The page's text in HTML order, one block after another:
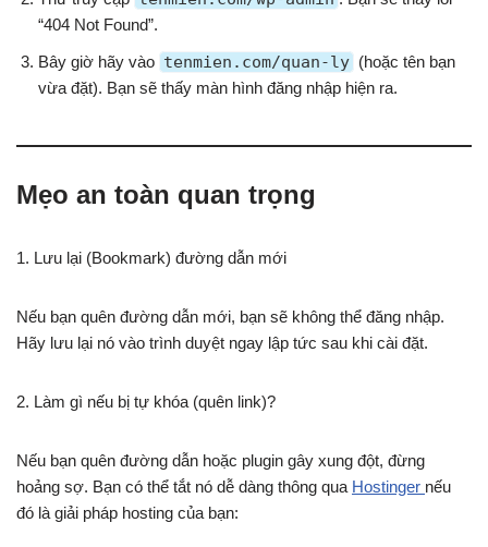
“404 Not Found”.
Bây giờ hãy vào tenmien.com/quan-ly (hoặc tên bạn
vừa đặt). Bạn sẽ thấy màn hình đăng nhập hiện ra.
Mẹo an toàn quan trọng
1. Lưu lại (Bookmark) đường dẫn mới
Nếu bạn quên đường dẫn mới, bạn sẽ không thể đăng nhập.
Hãy lưu lại nó vào trình duyệt ngay lập tức sau khi cài đặt.
2. Làm gì nếu bị tự khóa (quên link)?
Nếu bạn quên đường dẫn hoặc plugin gây xung đột, đừng
hoảng sợ. Bạn có thể tắt nó dễ dàng thông qua Hostinger nếu
đó là giải pháp hosting của bạn: